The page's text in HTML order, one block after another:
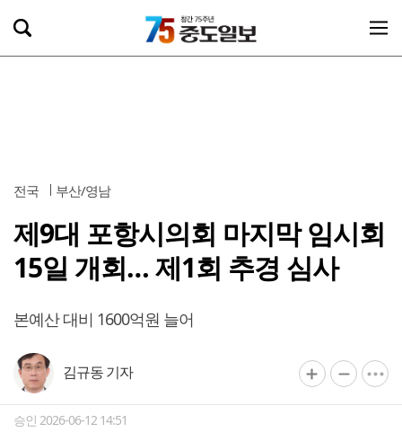
전국 부산/영남
제9대 포항시의회 마지막 임시회
15일 개회… 제1회 추경 심사
본예산 대비 1600억원 늘어
김규동 기자
승인 2026-06-12 14:51